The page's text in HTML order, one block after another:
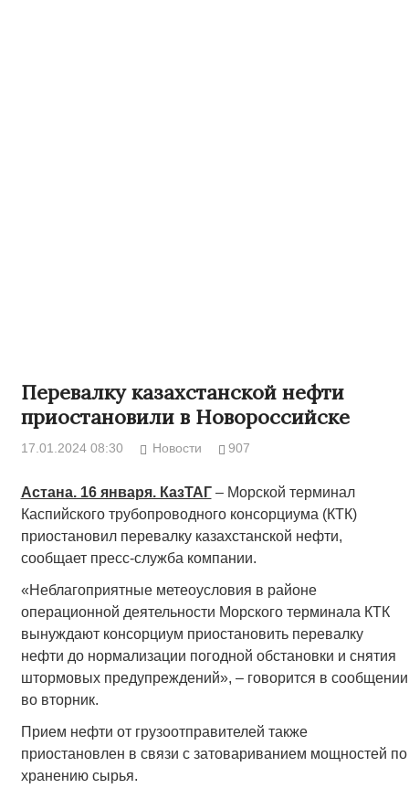
Перевалку казахстанской нефти
приостановили в Новороссийске
17.01.2024 08:30 Новости 907
Астана. 16 января. КазТАГ– Морской терминал
Каспийского трубопроводного консорциума (КТК)
приостановил перевалку казахстанской нефти,
сообщает пресс-служба компании.
«Неблагоприятные метеоусловия в районе
операционной деятельности Морского терминала КТК
вынуждают консорциум приостановить перевалку
нефти до нормализации погодной обстановки и снятия
штормовых предупреждений», – говорится в сообщении
во вторник.
Прием нефти от грузоотправителей также
приостановлен в связи с затовариванием мощностей по
хранению сырья.